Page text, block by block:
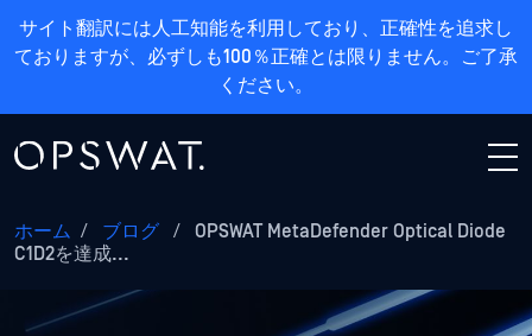
サイト翻訳には人工知能を利用しており、正確性を追求し
ておりますが、必ずしも100％正確とは限りません。ご了承
ください。
ホーム / ブログ /
OPSWAT MetaDefender Optical Diode
C1D2を達成...